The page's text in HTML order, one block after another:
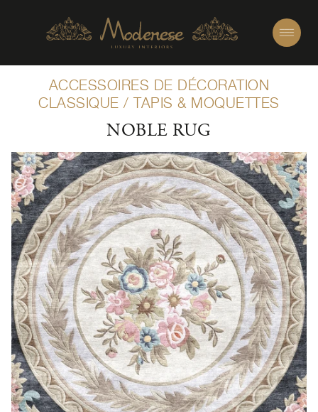
ACCESSOIRES DE DÉCORATION
CLASSIQUE /TAPIS & MOQUETTES
NOBLE RUG